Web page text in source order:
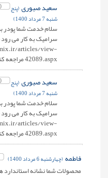
سعید صبوری(پنج
شنبه 7 مرداد 1400)
سلام خدمت شما پودر
سرامیک به کار می رود
articles/view-
42089.aspx مراجعه کنید.
سعید صبوری(پنج
شنبه 7 مرداد 1400)
سلام خدمت شما پودر
سرامیک به کار می رود
articles/view-
42089.aspx مراجعه کنید.
فاطمه (چهارشنبه 6 مرداد 1400)
محصولات شما نشانه استاندارد